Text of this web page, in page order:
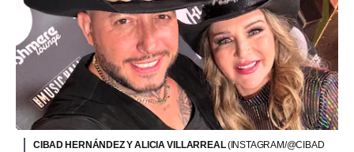
CIBAD HERNÁNDEZ Y ALICIA VILLARREAL(INSTAGRAM/@CIBAD